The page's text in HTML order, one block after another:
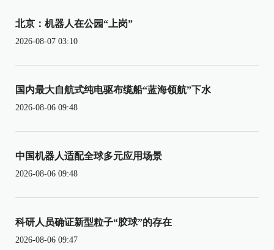
北京：机器人在公园“上岗”
2026-08-07 03:10
国内最大自航式纯电驱布缆船“蓝海领航”下水
2026-08-06 09:48
中国机器人适配全球多元应用场景
2026-08-06 09:48
科研人员确证新型粒子“胶球”的存在
2026-08-06 09:47